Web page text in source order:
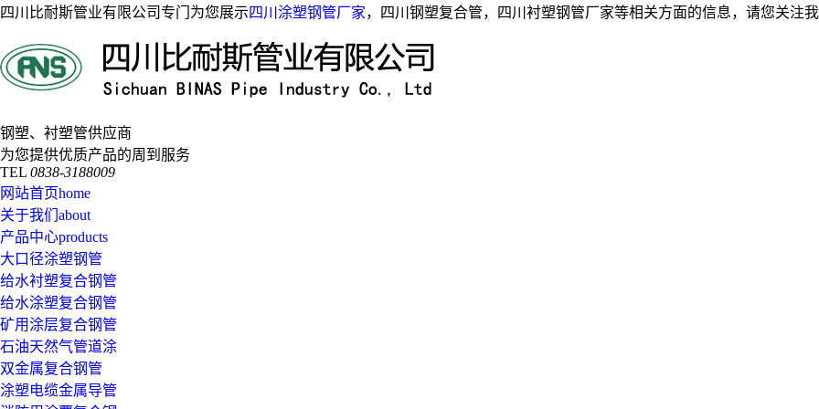
四川比耐斯管业有限公司专门为您展示四川涂塑钢管厂家，四川钢塑复合管，四川衬塑钢管厂家等相关方面的信息，请您关注
钢塑、衬塑管供应商
为您提供优质产品的周到服务
TEL 0838-3188009
网站首页home
关于我们 about
产品中心products
大口径涂塑钢管
给水衬塑复合钢管
给水涂塑复合钢管
矿用涂层复合钢管
石油天然气管道涂
双金属复合钢管
涂塑电缆金属导管